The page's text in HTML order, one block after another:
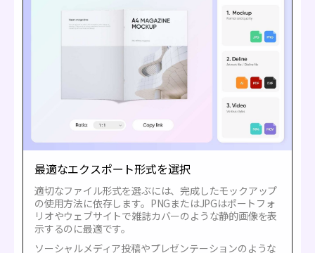
最適なエクスポート形式を選択
適切なファイル形式を選ぶには、完成したモックアップ
の使用方法に依存します。PNGまたはJPGはポートフォ
リオやウェブサイトで雑誌カバーのような静的画像を表
示するのに最適です。
ソーシャルメディア投稿やプレゼンテーションのような